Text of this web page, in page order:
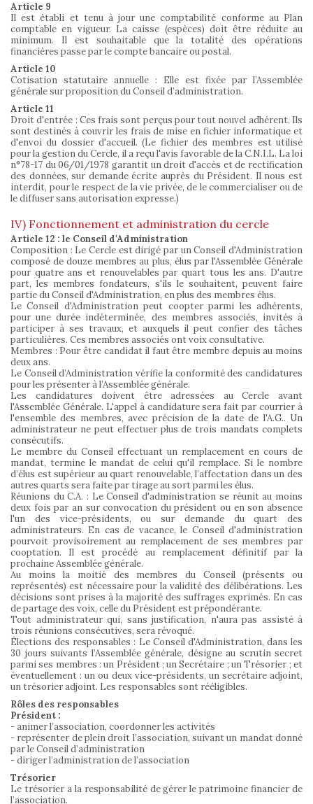
Article 9
Il est établi et tenu à jour une comptabilité conforme au Plan
comptable en vigueur. La caisse (espèces) doit être réduite au
minimum. Il est souhaitable que la totalité des opérations
financières passe par le compte bancaire ou postal.
Article 10
Cotisation statutaire annuelle : Elle est fixée par l’Assemblée
générale sur proposition du Conseil d’administration.
Article 11
Droit d'entrée : Ces frais sont perçus pour tout nouvel adhérent. Ils
sont destinés à couvrir les frais de mise en fichier informatique et
d'envoi du dossier d'accueil. (Le fichier des membres est utilisé
pour la gestion du Cercle, il a reçu l'avis favorable de la C.N.I.L. La loi
n°78-17 du 06/01/1978 garantit un droit d'accès et de rectification
des données, sur demande écrite auprès du Président. Il nous est
interdit, pour le respect de la vie privée, de le commercialiser ou de
le diffuser sans autorisation expresse.)
IV) Fonctionnement et administration du cercle
Article 12 : le Conseil d'Administration
Composition : Le Cercle est dirigé par un Conseil d'Administration
composé de douze membres au plus, élus par l'Assemblée Générale
pour quatre ans et renouvelables par quart tous les ans. D'autre
part, les membres fondateurs, s'ils le souhaitent, peuvent faire
partie du Conseil d'Administration, en plus des membres élus.
Le Conseil d'Administration peut coopter parmi les adhérents,
pour une durée indéterminée, des membres associés, invités à
participer à ses travaux, et auxquels il peut confier des tâches
particulières. Ces membres associés ont voix consultative.
Membres : Pour être candidat il faut être membre depuis au moins
deux ans.
Le Conseil d’Administration vérifie la conformité des candidatures
pour les présenter à l’Assemblée générale.
Les candidatures doivent être adressées au Cercle avant
l'Assemblée Générale. L'appel à candidature sera fait par courrier à
l'ensemble des membres, avec précision de la date de l'A.G.. Un
administrateur ne peut effectuer plus de trois mandats complets
consécutifs.
Le membre du Conseil effectuant un remplacement en cours de
mandat, termine le mandat de celui qu'il remplace. Si le nombre
d’élus est supérieur au quart renouvelable, l’affectation dans un des
autres quarts sera faite par tirage au sort parmi les élus.
Réunions du C.A. : Le Conseil d'administration se réunit au moins
deux fois par an sur convocation du président ou en son absence
l'un des vice-présidents, ou sur demande du quart des
administrateurs. En cas de vacance, le Conseil d'administration
pourvoit provisoirement au remplacement de ses membres par
cooptation. Il est procédé au remplacement définitif par la
prochaine Assemblée générale.
Au moins la moitié des membres du Conseil (présents ou
représentés) est nécessaire pour la validité des délibérations. Les
décisions sont prises à la majorité des suffrages exprimés. En cas
de partage des voix, celle du Président est prépondérante.
Tout administrateur qui, sans justification, n'aura pas assisté à
trois réunions consécutives, sera révoqué.
Élections des responsables : Le Conseil d'Administration, dans les
30 jours suivants l’Assemblée générale, désigne au scrutin secret
parmi ses membres : un Président ; un Secrétaire ; un Trésorier ; et
éventuellement : un ou deux vice-présidents, un secrétaire adjoint,
un trésorier adjoint. Les responsables sont rééligibles.
Rôles des responsables
Président :
- animer l’association, coordonner les activités
- représenter de plein droit l’association, suivant un mandat donné
par le Conseil d’administration
- diriger l’administration de l’association
Trésorier
Le trésorier a la responsabilité de gérer le patrimoine financier de
l’association.